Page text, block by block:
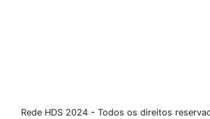
Rede HDS 2024 - Todos os direitos